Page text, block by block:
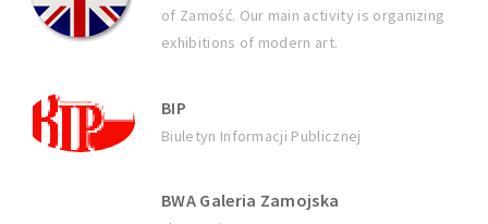
of Zamość. Our main activity is organizing
exhibitions of modern art.
BIP
Biuletyn Informacji Publicznej
BWA Galeria Zamojska